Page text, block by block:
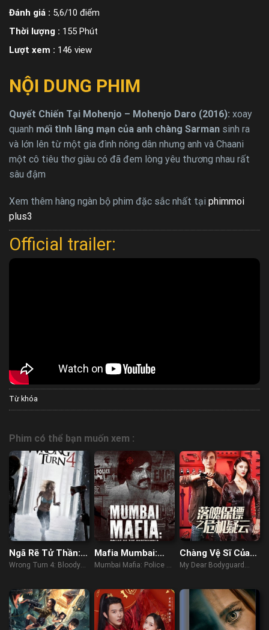
Đánh giá : 5,6/10 điểm
Thời lượng : 155 Phút
Lượt xem : 146 view
NỘI DUNG PHIM
Quyết Chiến Tại Mohenjo – Mohenjo Daro (2016): xoay
quanh mối tình lãng mạn của anh chàng Sarman sinh ra
và lớn lên từ một gia đình nông dân nhưng anh và Chaani
một cô tiêu thơ giàu có đã đem lòng yêu thương nhau rất
sâu đậm
Xem thêm hàng ngàn bộ phim đặc sắc nhất tại phimmoi
plus3
Official trailer:
Từ khóa
Phim có thể bạn muốn xem :
Ngã Rẽ Tử Thần:
Cuộc Đẫm Máu
Wrong Turn 4: Bloody
Mafia Mumbai:
Cảnh Sát Và Thế
Mumbai Mafia: Police vs
Chàng Vệ Sĩ Của
Tôi
My Dear Bodyguard